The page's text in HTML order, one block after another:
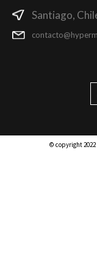
Santiago,
© copyright 2022